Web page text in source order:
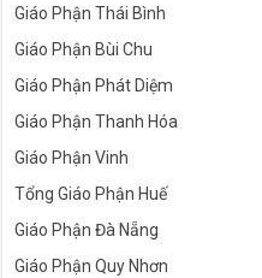
Giáo Phận Thái Bình
Giáo Phận Bùi Chu
Giáo Phận Phát Diệm
Giáo Phận Thanh Hóa
Giáo Phận Vinh
Tổng Giáo Phận Huế
Giáo Phận Đà Nẵng
Giáo Phận Quy Nhơn